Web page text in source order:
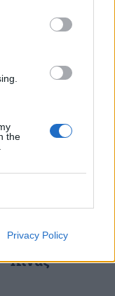
the
Privacy Policy
ετοιμότητα οι
υπερηχητικοί
Κίνας